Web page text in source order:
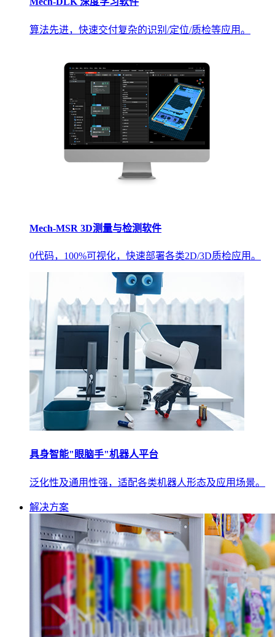
算法先进，快速交付复杂的识别/定位/质检等应用。
Mech-MSR 3D测量与检测软件
0代码，100%可视化，快速部署各类2D/3D质检应用。
具身智能"眼脑手"机器人平台
泛化性及通用性强，适配各类机器人形态及应用场景。
解决方案